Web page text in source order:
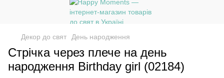
Декор до свят День народження
Стрічка через плече на день
народження Birthday girl (02184)